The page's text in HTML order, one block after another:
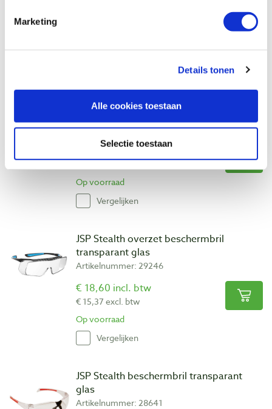
Marketing
Details tonen
Alle cookies toestaan
Selectie toestaan
JSP Stealth beschermbril transparant
Artikelnummer: 28639
€ 24,40 incl. btw
€ 20,17 excl. btw
Op voorraad
Vergelijken
JSP Stealth overzet beschermbril
transparant glas
Artikelnummer: 29246
€ 18,60 incl. btw
€ 15,37 excl. btw
Op voorraad
Vergelijken
JSP Stealth beschermbril transparant
glas
Artikelnummer: 28641